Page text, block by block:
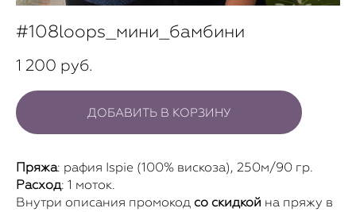
#108loops_мини_бамбини
1 200 pуб.
ДОБАВИТЬ В КОРЗИНУ
Пряжа: рафия Ispie (100% вискоза), 250м/90 гр.
Расход: 1 моток.
Внутри описания промокод со скидкой на пряжу в